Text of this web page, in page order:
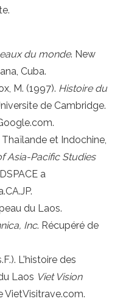
du monde. New
Cuba.
M. (1997). Histoire du
de Cambridge.
Thaïlande et Indochine,
Asia-Pacific Studies
a
du Laos.
Inc. Récupéré de
L'histoire des
Laos Viet Vision
VietVisitrave.com.